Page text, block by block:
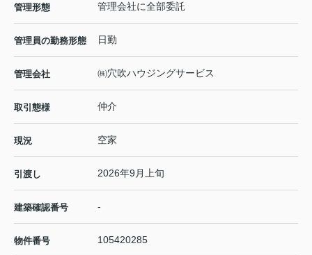
管理形態 管理会社に全部委託
管理員の勤務形態 日勤
管理会社 ㈱穴吹ハウジングサービス
取引態様 仲介
現況 空家
引渡し 2026年9月上旬
建築確認番号 -
物件番号 105420285